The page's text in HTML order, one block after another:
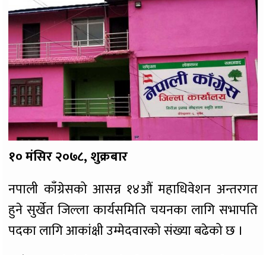
१० मंसिर २०७८, शुक्रबार
नपाली काँग्रेसको आसन्न १४औं महाधिवेशन अन्तरगत
हुने सुर्खेत जिल्ला कार्यसमिति चयनका लागि सभापति
पदका लागि आकांक्षी उम्मेदवारको संख्या बढेको छ ।